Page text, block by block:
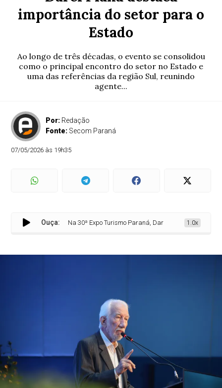
importância do setor para o
Estado
Ao longo de três décadas, o evento se consolidou
como o principal encontro do setor no Estado e
uma das referências da região Sul, reunindo
agente...
Por: Redação
Fonte: Secom Paraná
07/05/2026 às 19h35
Ouça:Na 30ª Expo Turismo Paraná, Darci Piana destaca
1.0x